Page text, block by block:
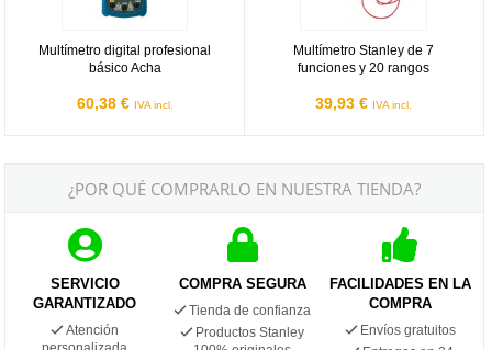
Multímetro digital profesional
básico Acha
60,38 € IVA incl.
Multímetro Stanley de 7
funciones y 20 rangos
39,93 € IVA incl.
¿POR QUÉ COMPRARLO EN NUESTRA TIENDA?
SERVICIO
GARANTIZADO
Atención
COMPRA SEGURA
Tienda de confianza
Productos Stanley
FACILIDADES EN LA
COMPRA
Envíos gratuitos